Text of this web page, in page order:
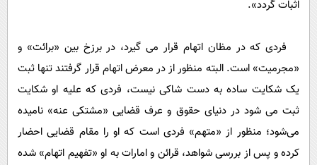
اثبات گردد».
فردی که در مظان اتهام قرار می گیرد، در برزخ بین «برائت» و
«مجرمیت» است. البته منظور از در معرض اتهام قرار گرفتند تنها ثبت
یک شکایت ساده به دست شاکی نیست، فردی که علیه او شکایت
ثبت می شود در دنیای حقوق و عرف قضایی «مشتکی عنه» نامیده
می‌شود؛ منظور از «متهم» فردی است که او را مقام قضایی احضار
کرده و پس از بررسی شواهد، قرائن و امارات به او «تفهیم اتهام» شده